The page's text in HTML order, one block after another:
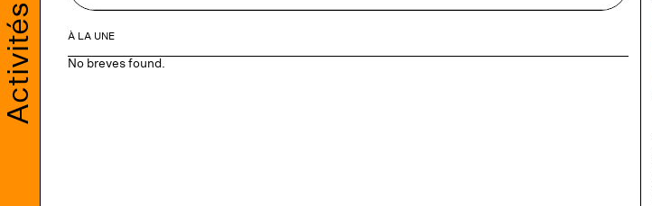
À LA UNE
No breves found.